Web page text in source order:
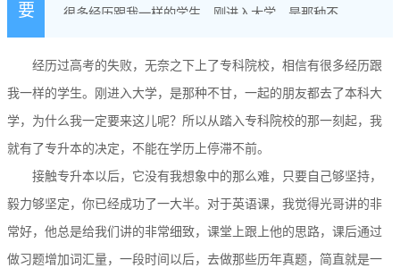
要
很多经历跟我一样的学生。刚进入大学，是那种不
这儿呢？所以从踏入专科院校的那一刻起，我就有了
专升本的决定，不能在学历上停滞不前。
经历过高考的失败，无奈之下上了专科院校，相信有很多经历跟
我一样的学生。刚进入大学，是那种不甘，一起的朋友都去了本科大
学，为什么我一定要来这儿呢？所以从踏入专科院校的那一刻起，我
就有了专升本的决定，不能在学历上停滞不前。
接触专升本以后，它没有我想象中的那么难，只要自己够坚持，
毅力够坚定，你已经成功了一大半。对于英语课，我觉得光哥讲的非
常好，他总是给我们讲的非常细致，课堂上跟上他的思路，课后通过
做习题增加词汇量，一段时间以后，去做那些历年真题，简直就是一